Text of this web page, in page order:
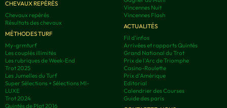
CHEVAUX REPÉRÉS
Chevaux repérés
Résultats des chevaux
MÉTHODES TURF
My-grmturf
Les couplés illimités
Les rubriques de Week-End
Trot 2025
Les Jumelles du Turf
Super Sélections + Sélections MI-
LUXE
Trot 2024
Quintés de Plat 2016
Vincennes Nuit
Vincennes Flash
ACTUALITÉS
Fil d'infos
Arrivées et rapports Quintés
Grand National du Trot
Prix de l'Arc de Triomphe
Casino-Roulette
Prix d'Amérique
Editorial
Calendrier des Courses
Guide des paris